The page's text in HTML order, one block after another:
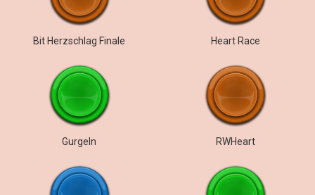
Bit Herzschlag Finale Heart Race
Gurgeln RWHeart